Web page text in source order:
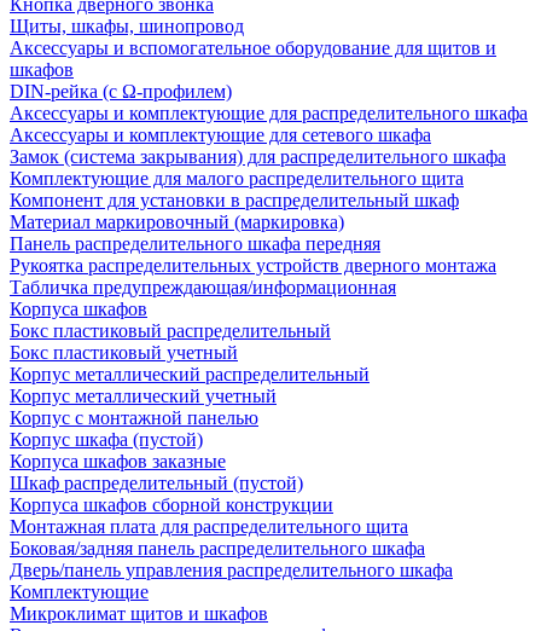
Кнопка дверного звонка
Щиты, шкафы, шинопровод
Аксессуары и вспомогательное оборудование для щитов и
шкафов
DIN-рейка (с Ω-профилем)
Аксессуары и комплектующие для распределительного шкафа
Аксессуары и комплектующие для сетевого шкафа
Замок (система закрывания) для распределительного шкафа
Комплектующие для малого распределительного щита
Компонент для установки в распределительный шкаф
Материал маркировочный (маркировка)
Панель распределительного шкафа передняя
Рукоятка распределительных устройств дверного монтажа
Табличка предупреждающая/информационная
Корпуса шкафов
Бокс пластиковый распределительный
Бокс пластиковый учетный
Корпус металлический распределительный
Корпус металлический учетный
Корпус с монтажной панелью
Корпус шкафа (пустой)
Корпуса шкафов заказные
Шкаф распределительный (пустой)
Корпуса шкафов сборной конструкции
Монтажная плата для распределительного щита
Боковая/задняя панель распределительного шкафа
Дверь/панель управления распределительного шкафа
Комплектующие
Микроклимат щитов и шкафов